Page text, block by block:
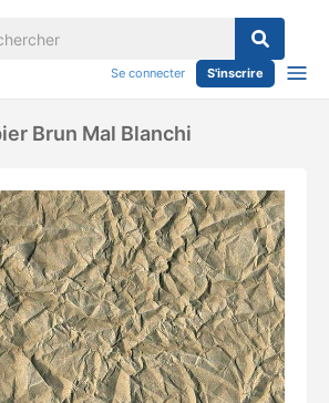
Se connecter S'inscrire
Brun Mal Blanchi